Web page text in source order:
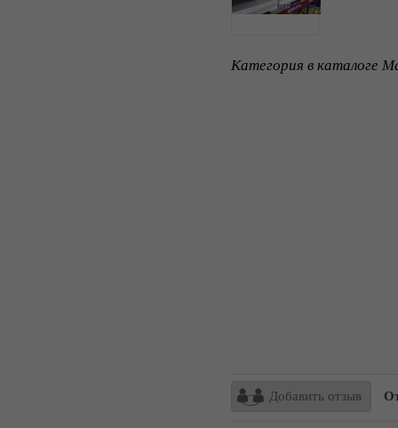
Категория в каталоге
Добавить отзыв